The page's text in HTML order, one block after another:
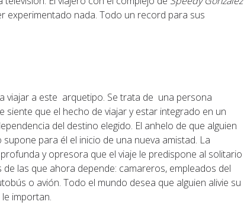
experimentado nada. Todo un record para sus
viajar a este arquetipo. Se trata de una persona
siente que el hecho de viajar y estar integrado en un
del destino elegido. El anhelo de que alguien
para él el inicio de una nueva amistad. La
y opresora que el viaje le predispone al solitario
las que ahora depende: camareros, empleados del
o avión. Todo el mundo desea que alguien alivie su
importan.